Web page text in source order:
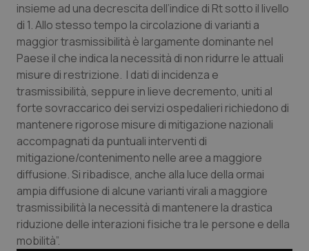
Veneto
Oncoematologia
Oncologia & Nutrizione
Psoriasi & pelle
Quotidiano Cardiologia
Quotidiano Chirurgia
Quotidiano Oncologia
Quotidiano Pediatria
insieme ad una decrescita dell’indice di Rt sotto il livello
di 1. Allo stesso tempo la circolazione di varianti a
maggior trasmissibilità è largamente dominante nel
Paese il che indica la necessità di non ridurre le attuali
misure di restrizione. I dati di incidenza e
trasmissibilità, seppure in lieve decremento, uniti al
forte sovraccarico dei servizi ospedalieri richiedono di
mantenere rigorose misure di mitigazione nazionali
accompagnati da puntuali interventi di
mitigazione/contenimento nelle aree a maggiore
diffusione. Si ribadisce, anche alla luce della ormai
ampia diffusione di alcune varianti virali a maggiore
trasmissibilità la necessità di mantenere la drastica
riduzione delle interazioni fisiche tra le persone e della
mobilità”.